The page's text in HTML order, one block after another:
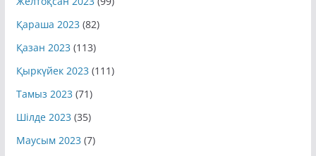
Қараша 2023 (82)
Қазан 2023 (113)
Қыркүйек 2023 (111)
Тамыз 2023 (71)
Шілде 2023 (35)
Маусым 2023 (7)